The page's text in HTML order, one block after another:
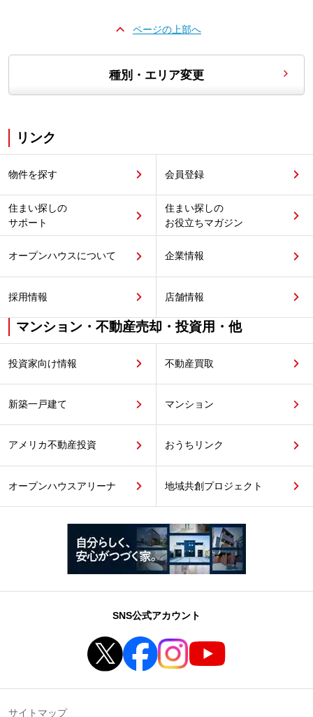
ページの上部へ
種別・エリア変更
リンク
物件を探す 会員登録
住まい探しの
サポート
住まい探しの
お役立ちマガジン
オープンハウスについて 企業情報
採用情報 店舗情報
マンション・不動産売却・投資用・他
投資家向け情報 不動産買取
新築一戸建て マンション
アメリカ不動産投資 おうちリンク
オープンハウスアリーナ 地域共創プロジェクト
SNS公式アカウント
サイトマップ